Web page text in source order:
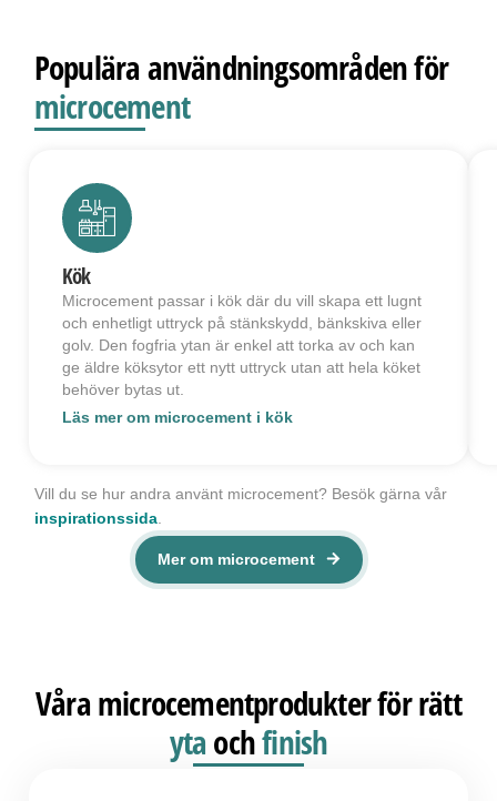
Populära användningsområden för
microcement
Kök
Microcement passar i kök där du vill skapa ett lugnt
och enhetligt uttryck på stänkskydd, bänkskiva eller
golv. Den fogfria ytan är enkel att torka av och kan
ge äldre köksytor ett nytt uttryck utan att hela köket
behöver bytas ut.
Läs mer om microcement i kök
Vill du se hur andra använt microcement? Besök gärna vår
inspirationssida.
Mer om microcement
Våra microcementprodukter för rätt
yta ochfinish